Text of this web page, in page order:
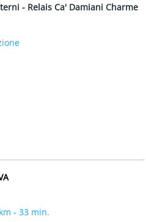
- Relais Ca' Damiani Charme
- 33 min.